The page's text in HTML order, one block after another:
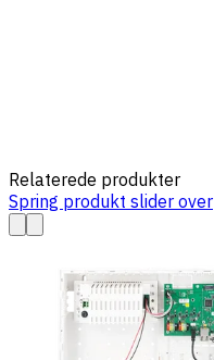
Relaterede produkter
Spring produkt slider over